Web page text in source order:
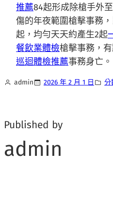
推薦84起形成除槍手外
傷的年夜範圍槍擊事務
起，均勻天天約產生2起
餐飲業體檢槍擊事務，
巡迴體檢推薦事務身亡。
admin 2026 年 2 月 1 日 分
Published by
admin